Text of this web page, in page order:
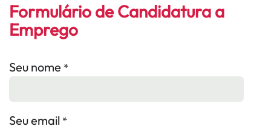
Formulário de Candidatura a
Emprego
Seu nome *
Seu email *